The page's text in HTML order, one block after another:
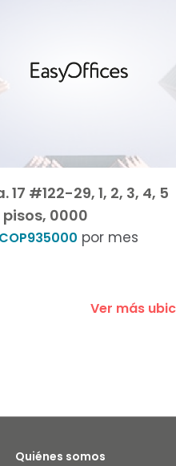
17 #122-29, 1, 2, 3, 4, 5
pisos, 0000
por mes
Ver más
Quiénes somos